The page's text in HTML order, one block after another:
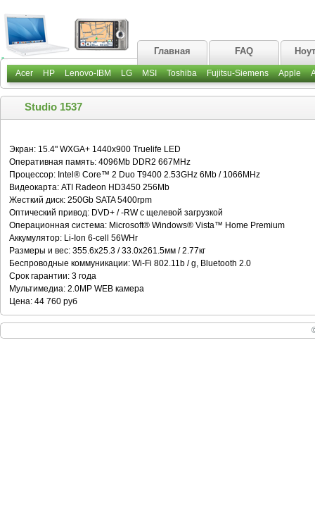
Главная FAQ
Acer HP Lenovo-IBM LG MSI Toshiba Fujitsu-Siemens Apple
Studio 1537
Экран: 15.4" WXGA+ 1440x900 Truelife LED
Оперативная память: 4096Mb DDR2 667MHz
Процессор: Intel® Core™ 2 Duo T9400 2.53GHz 6Mb / 1066MHz
Видеокарта: ATI Radeon HD3450 256Mb
Жесткий диск: 250Gb SATA 5400rpm
Оптический привод: DVD+ / -RW с щелевой загрузкой
Операционная система: Microsoft® Windows® Vista™ Home Premium
Аккумулятор: Li-Ion 6-cell 56WHr
Размеры и вес: 355.6x25.3 / 33.0x261.5мм / 2.77кг
Беспроводные коммуникации: Wi-Fi 802.11b / g, Bluetooth 2.0
Срок гарантии: 3 года
Мультимедиа: 2.0MP WEB камера
Цена: 44 760 руб